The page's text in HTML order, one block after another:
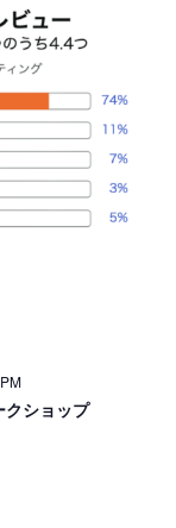
クショップ